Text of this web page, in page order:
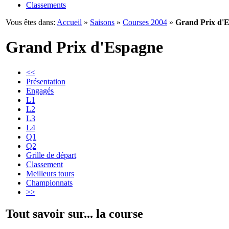
Classements
Vous êtes dans: Accueil » Saisons » Courses 2004 » Grand Prix
Grand Prix d'Espagne
<<
Présentation
Engagés
L1
L2
L3
L4
Q1
Q2
Grille de départ
Classement
Meilleurs tours
Championnats
>>
Tout savoir sur... la course